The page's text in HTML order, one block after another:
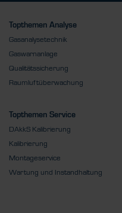
Topthemen Analyse
Gasanalysetechnik
Gaswarnanlage
Qualitätssicherung
Raumluftüberwachung
Topthemen Service
DAkkS Kalibrierung
Kalibrierung
Montageservice
Wartung und Instandhaltung